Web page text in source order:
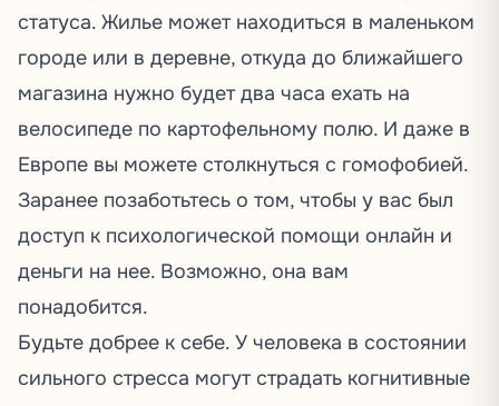
статуса. Жилье может находиться в маленьком
городе или в деревне, откуда до ближайшего
магазина нужно будет два часа ехать на
велосипеде по картофельному полю. И даже в
Европе вы можете столкнуться с гомофобией.
Заранее позаботьтесь о том, чтобы у вас был
доступ к психологической помощи онлайн и
деньги на нее. Возможно, она вам
понадобится.
Будьте добрее к себе. У человека в состоянии
сильного стресса могут страдать когнитивные